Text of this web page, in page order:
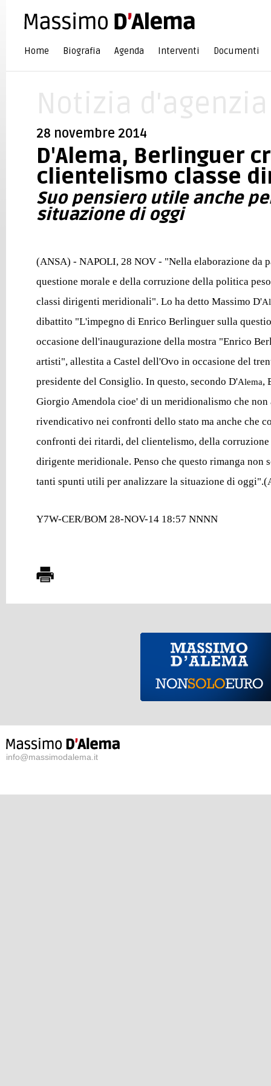
Home Biografia Agenda Interventi Documenti
28 novembre 2014
D'Alema, Berlinguer
clientelismo classe
Suo pensiero utile anche
situazione di oggi
(ANSA) - NAPOLI, 28 NOV - "Nella elaborazione da
questione morale e della corruzione della politica
classi dirigenti meridionali". Lo ha detto Massimo D'
dibattito "L'impegno di Enrico Berlinguer sulla
occasione dell'inaugurazione della mostra "Enrico
artisti", allestita a Castel dell'Ovo in occasione del
presidente del Consiglio. In questo, secondo D'Alema,
Giorgio Amendola cioe' di un meridionalismo che
rivendicativo nei confronti dello stato ma anche che
confronti dei ritardi, del clientelismo, della corruzione
dirigente meridionale. Penso che questo rimanga non
tanti spunti utili per analizzare la situazione di
Y7W-CER/BOM 28-NOV-14 18:57 NNNN
info@massimodalema.it